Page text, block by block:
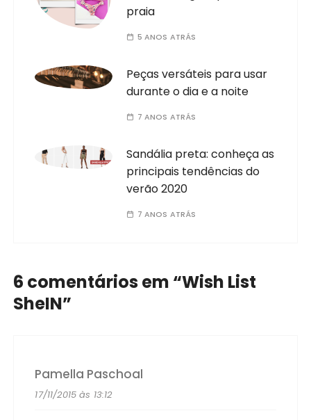
praia
5 ANOS ATRÁS
Peças versáteis para usar
durante o dia e a noite
7 ANOS ATRÁS
Sandália preta: conheça as
principais tendências do
verão 2020
7 ANOS ATRÁS
6 comentários em “Wish List
SheIN”
Pamella Paschoal
17/11/2015 às 13:12